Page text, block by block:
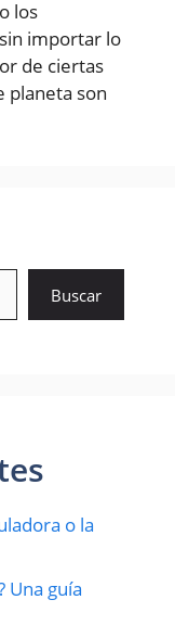
los
importar lo
de ciertas
planeta son
Buscar
o la
Una guía